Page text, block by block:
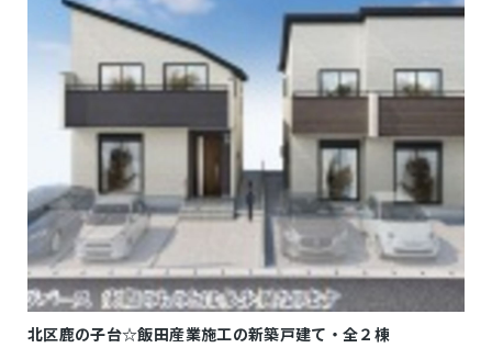
北区鹿の子台☆飯田産業施工の新築戸建て・全２棟